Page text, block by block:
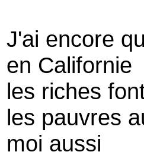
J'ai encore
en Californie
les riches
les pauvres
moi aussi